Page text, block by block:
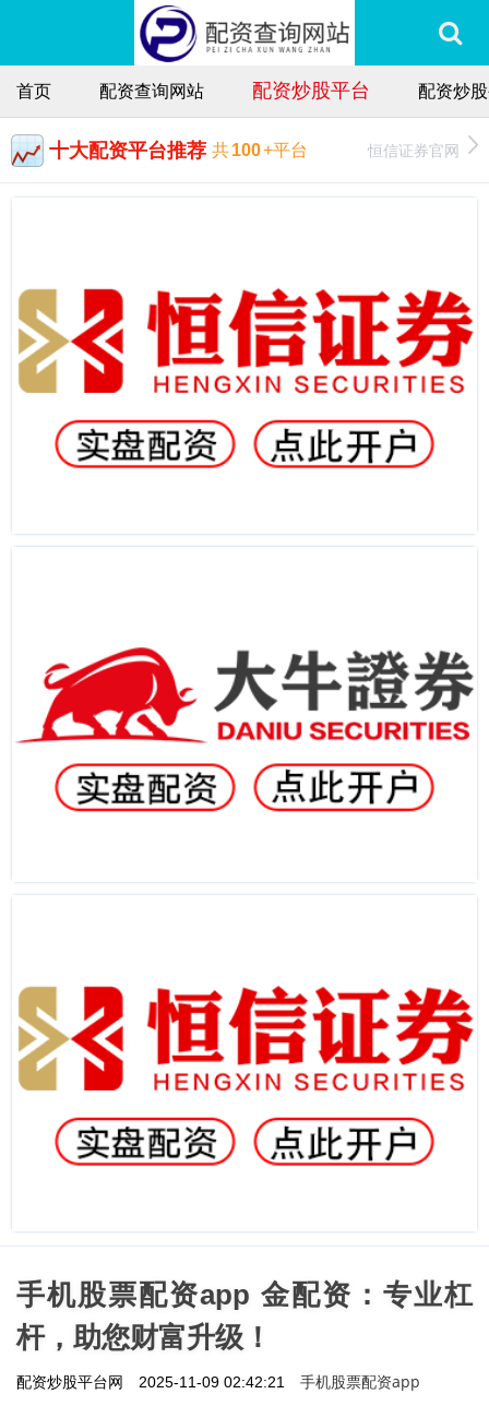
首页 配资查询网站 配资炒股平台 配资炒
十大配资平台推荐 共100+平台 恒信证券官网
手机股票配资app 金配资：专业杠
杆，助您财富升级！
配资炒股平台网 2025-11-09 02:42:21 手机股票配资app